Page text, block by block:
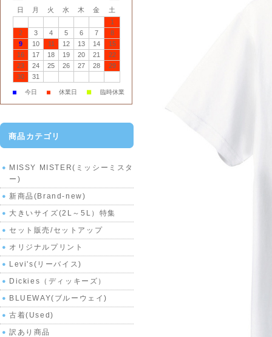
日 月 火 水 木 金
土
1
2
3 4 5 6 7
8
9
10 11 12 13 14
15
16
17 18 19 20 21
22
23
24 25 26 27 28
29
30
31
■ 今日 ■ 休業日 ■ 臨時休業
商品カテゴリ
MISSY MISTER(ミッシーミスタ
ー)
新商品(Brand-new)
大きいサイズ(2L～5L）特集
セット販売/セットアップ
オリジナルプリント
Levi's(リーバイス)
Dickies（ディッキーズ）
BLUEWAY(ブルーウェイ)
古着(Used)
訳あり商品